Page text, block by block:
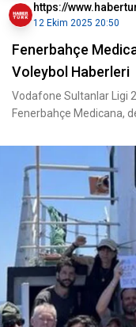
https://
12 Ekim 2025 20:50
Fenerbahçe
Voleybol Haberleri
Vodafone Sultanlar Ligi
Fenerbahçe Medicana,